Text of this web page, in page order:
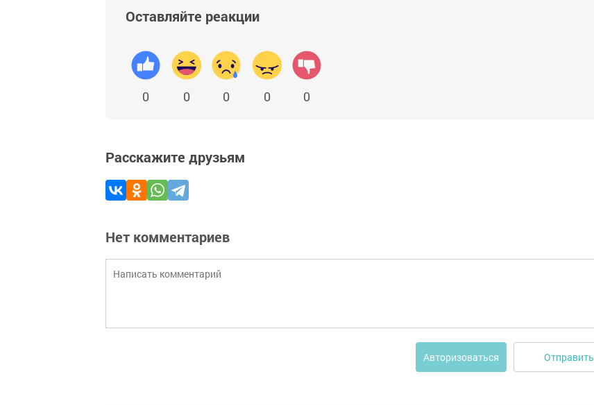
Оставляйте реакции
0 0 0 0 0
Расскажите друзьям
Нет комментариев
Авторизоваться Отправить